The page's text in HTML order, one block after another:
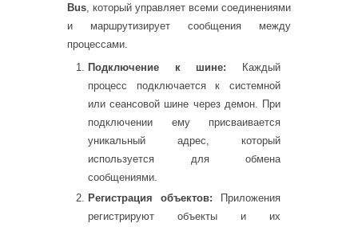
Bus , который управляет всеми соединениями
и маршрутизирует сообщения между
процессами.
Подключение к шине: Каждый
процесс подключается к системной
или сеансовой шине через демон. При
подключении ему присваивается
уникальный адрес, который
используется для обмена
сообщениями.
Регистрация объектов: Приложения
регистрируют объекты и их